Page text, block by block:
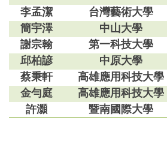
李孟潔
台灣藝術大學
簡宇澤
中山大學
謝宗翰
第一科技大學
邱柏諺
中原大學
蔡秉軒
高雄應用科技大學
金勻庭
高雄應用科技大學
許灝
暨南國際大學